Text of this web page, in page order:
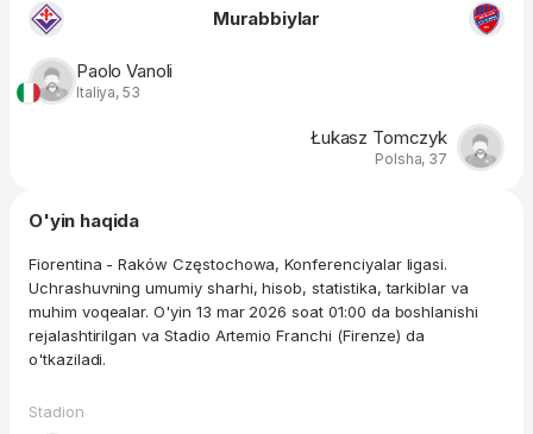
Murabbiylar
Paolo Vanoli
Italiya, 53
Łukasz Tomczyk
Polsha, 37
O'yin haqida
Fiorentina - Raków Częstochowa, Konferenciyalar ligasi.
Uchrashuvning umumiy sharhi, hisob, statistika, tarkiblar va
muhim voqealar. O'yin 13 mar 2026 soat 01:00 da boshlanishi
rejalashtirilgan va Stadio Artemio Franchi (Firenze) da
o'tkaziladi.
Stadion